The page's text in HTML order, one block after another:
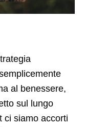
al benessere,
sul lungo
ci siamo accorti